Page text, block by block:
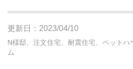
更新日：2023/04/10
N様邸、注文住宅、耐震住宅、ペットハ
ム